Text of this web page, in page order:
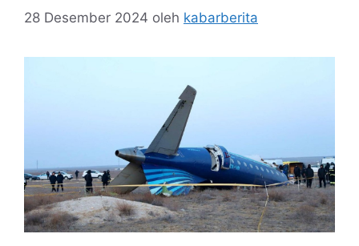
28 Desember 2024 oleh kabarberita